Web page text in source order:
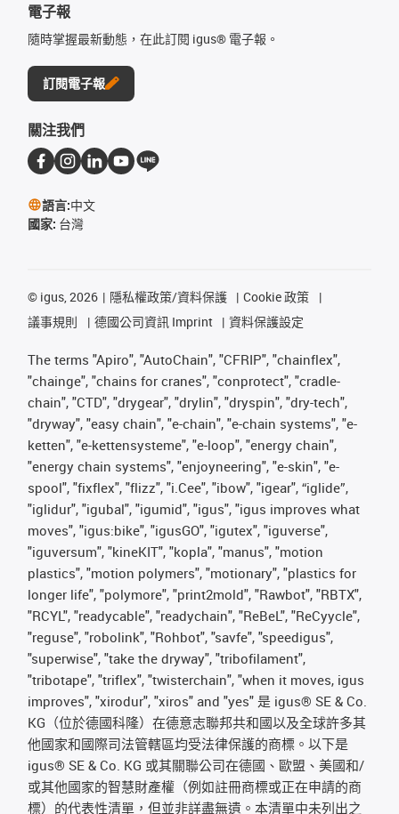
電子報
隨時掌握最新動態，在此訂閱 igus® 電子報。
訂閱電子報
關注我們
語言:中文
國家: 台灣
© igus, 2026 隱私權政策/資料保護
Cookie 政策
議事規則
德國公司資訊 Imprint 資料保護設定
The terms "Apiro", "AutoChain", "CFRIP", "chainflex",
"chainge", "chains for cranes", "conprotect", "cradle-
chain", "CTD", "drygear", "drylin", "dryspin", "dry-tech",
"dryway", "easy chain", "e-chain", "e-chain systems", "e-
ketten", "e-kettensysteme", "e-loop", "energy chain",
"energy chain systems", "enjoyneering", "e-skin", "e-
spool", "fixflex", "flizz", "i.Cee", "ibow", "igear", “iglide”,
"iglidur", "igubal", "igumid", "igus", "igus improves what
moves", "igus:bike", "igusGO", "igutex", "iguverse",
"iguversum", "kineKIT", "kopla", "manus", "motion
plastics", "motion polymers", "motionary", "plastics for
longer life", "polymore", "print2mold", "Rawbot", "RBTX",
"RCYL", "readycable", "readychain", "ReBeL", "ReCyycle",
"reguse", "robolink", "Rohbot", "savfe", "speedigus",
"superwise", "take the dryway", "tribofilament",
"tribotape", "triflex", "twisterchain", "when it moves, igus
improves", "xirodur", "xiros" and "yes" 是 igus® SE & Co.
KG（位於德國科隆）在德意志聯邦共和國以及全球許多其
他國家和國際司法管轄區均受法律保護的商標。以下是
igus® SE & Co. KG 或其關聯公司在德國、歐盟、美國和/
或其他國家的智慧財產權（例如註冊商標或正在申請的商
標）的代表性清單，但並非詳盡無遺。本清單中未列出之